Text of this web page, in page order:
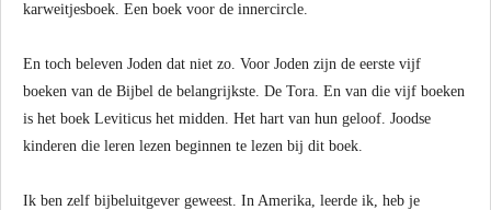
karweitjesboek. Een boek voor de innercircle.
En toch beleven Joden dat niet zo. Voor Joden zijn de eerste vijf
boeken van de Bijbel de belangrijkste. De Tora. En van die vijf boeken
is het boek Leviticus het midden. Het hart van hun geloof. Joodse
kinderen die leren lezen beginnen te lezen bij dit boek.
Ik ben zelf bijbeluitgever geweest. In Amerika, leerde ik, heb je